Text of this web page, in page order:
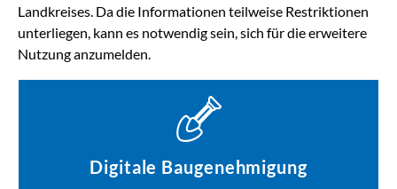
Landkreises. Da die Informationen teilweise Restriktionen
unterliegen, kann es notwendig sein, sich für die erweitere
Nutzung anzumelden.
Digitale Baugenehmigung